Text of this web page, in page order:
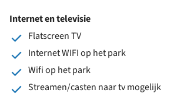
Internet en televisie
Flatscreen TV
Internet WIFI op het park
Wifi op het park
Streamen/casten naar tv mogelijk